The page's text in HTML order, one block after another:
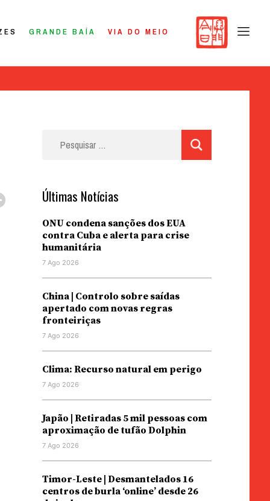
GRANDE BAÍA VIA DO MEIO
Últimas Notícias
ONU condena sanções dos EUA
contra Cuba e alerta para crise
humanitária
7 Ago 2026
China | Controlo sobre saídas
apertado com novas regras
fronteiriças
7 Ago 2026
Clima: Recurso natural em perigo
7 Ago 2026
Japão | Retiradas 5 mil pessoas com
aproximação de tufão Dolphin
7 Ago 2026
Timor-Leste | Desmantelados 16
centros de burla ‘online’ desde 26